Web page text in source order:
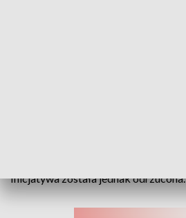
Inicjatywa została jednak odrzucona.